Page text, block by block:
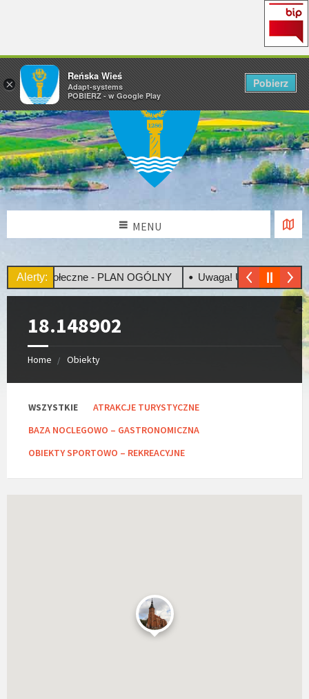
×
Reńska Wieś
Adapt-systems
POBIERZ - w Google Play
Pobierz
MENU
Alerty:
Społeczne - PLAN OGÓLNY Uwaga! Upały
18.148902
Home Obiekty
C
t
g
o
i
WSZYSTKIE
ATRAKCJE TURYSTYCZNE
BAZA NOCLEGOWO – GASTRONOMICZNA
OBIEKTY SPORTOWO – REKREACYJNE